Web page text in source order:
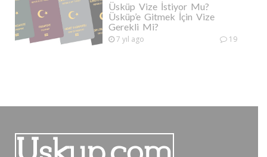
Üsküp Vize İstiyor Mu?
Üsküp’e Gitmek İçin Vize
Gerekli Mi?
7 yıl ago 19